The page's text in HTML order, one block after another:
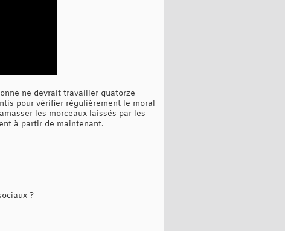
ne devrait travailler quatorze
pour vérifier régulièrement le moral
les morceaux laissés par les
à partir de maintenant.
?